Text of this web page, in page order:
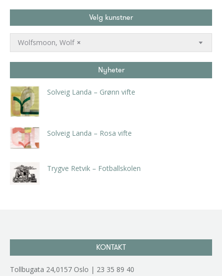
Velg kunstner
×
Wolfsmoon, Wolf
Nyheter
Solveig Landa – Grønn vifte
Solveig Landa – Rosa vifte
Trygve Retvik – Fotballskolen
KONTAKT
Tollbugata 24,0157 Oslo | 23 35 89 40